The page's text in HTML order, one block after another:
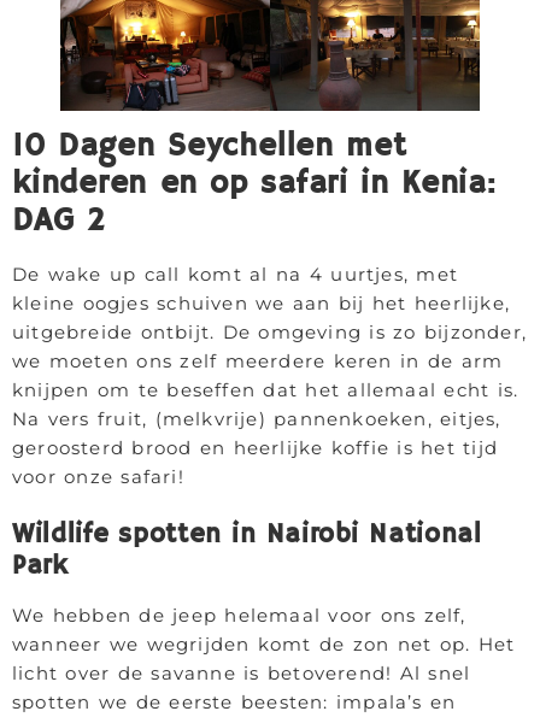
10 Dagen Seychellen met
kinderen en op safari in Kenia:
DAG 2
De wake up call komt al na 4 uurtjes, met
kleine oogjes schuiven we aan bij het heerlijke,
uitgebreide ontbijt. De omgeving is zo bijzonder,
we moeten ons zelf meerdere keren in de arm
knijpen om te beseffen dat het allemaal echt is.
Na vers fruit, (melkvrije) pannenkoeken, eitjes,
geroosterd brood en heerlijke koffie is het tijd
voor onze safari!
Wildlife spotten in Nairobi National
Park
We hebben de jeep helemaal voor ons zelf,
wanneer we wegrijden komt de zon net op. Het
licht over de savanne is betoverend! Al snel
spotten we de eerste beesten: impala’s en